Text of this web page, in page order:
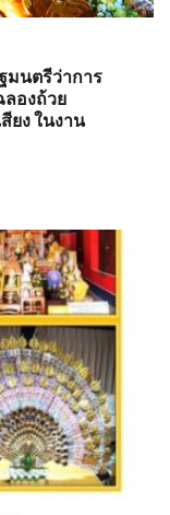
มนตรีว่าการ
องถ้วย
ยง ในงาน